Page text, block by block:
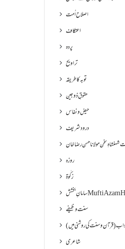
اصلاح اُمت
اعتکاف
پردہ
تراویح
توبہ کا طریقہ
حقوقِ ذوجین
حیض و نفاس
درود شریف
روزہ
زکٰوۃ
سنت وظیفے
(قرآن و سنت کی روشنی میں)
شاعری